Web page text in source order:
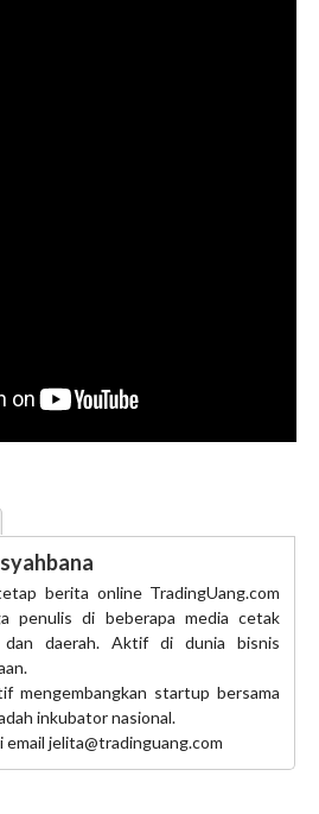
berita online TradingUang.com
penulis di beberapa media cetak
dan daerah. Aktif di dunia bisnis
mengembangkan startup bersama
inkubator nasional.
jelita@tradinguang.com